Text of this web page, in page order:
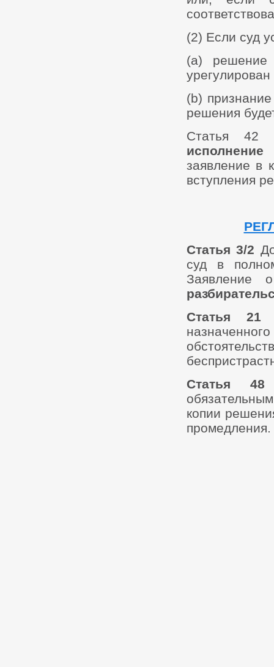
(2) Если суд
(а) решение
(b)
решения
Статья 42
заявление в
вступления
Статья 3/2
суд в
Статья 21
Статья 48
копии
промедления.